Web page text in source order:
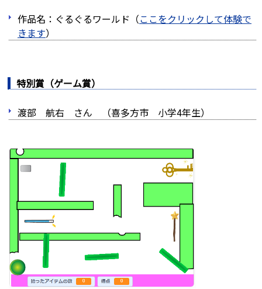
作品名：ぐるぐるワールド（ここをクリックして体験で
きます）
特別賞（ゲーム賞）
渡部 航右 さん （喜多方市 小学4年生）